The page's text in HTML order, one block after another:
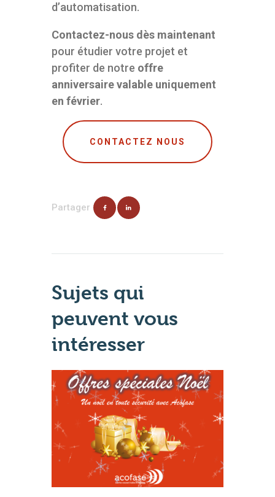
d’automatisation.
Contactez-nous dès maintenant
pour étudier votre projet et
profiter de notre offre
anniversaire valable uniquement
en février.
CONTACTEZ NOUS
Partager
Sujets qui
peuvent vous
intéresser